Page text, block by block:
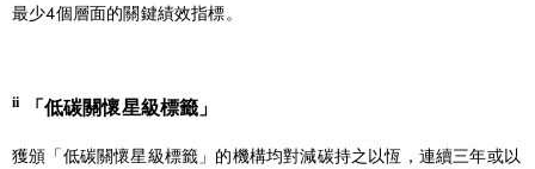
最少4個層面的關鍵績效指標。
ii 「低碳關懷星級標籤」
獲頒「低碳關懷星級標籤」的機構均對減碳持之以恆，連續三年或以